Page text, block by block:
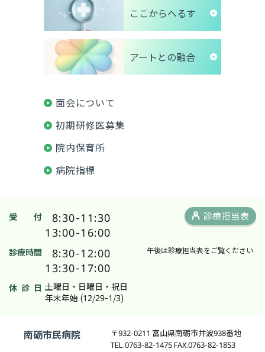
ここからへるす
アートとの融合
面会について
初期研修医募集
院内保育所
病院指標
受 付
8:30-11:30
13:00-16:00
診療時間
8:30-12:00
13:30-17:00
午後は診療担当表をご覧ください
休 診 日 土曜日・日曜日・祝日
年末年始 (12/29-1/3)
診療担当表
南砺市民病院
〒932-0211 富山県南砺市井波938番地
TEL.0763-82-1475 FAX.0763-82-1853